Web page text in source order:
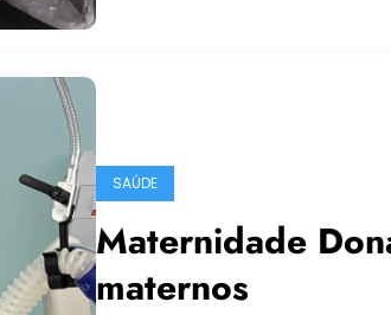
SAÚDE
Maternidade
maternos